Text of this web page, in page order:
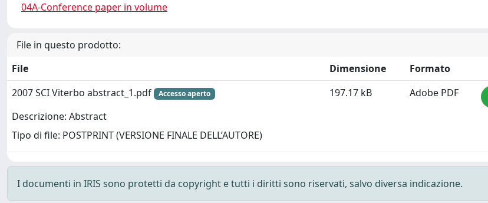
04A-Conference paper in volume
File in questo prodotto:
File
Dimensione
Formato
2007 SCI Viterbo abstract_1.pdf
Accesso aperto
Descrizione: Abstract
Tipo di file: POSTPRINT (VERSIONE FINALE DELL’AUTORE)
197.17 kB Adobe PDF
I documenti in IRIS sono protetti da copyright e tutti i diritti sono riservati, salvo diversa indicazione.